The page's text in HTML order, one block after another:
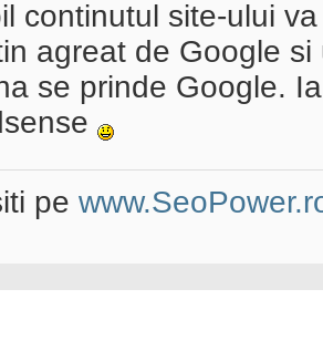
continutul site-ului
agreat de Google
se prinde Google.
pe